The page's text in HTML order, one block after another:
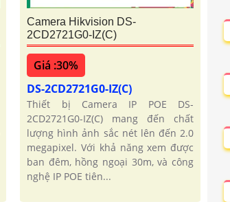
Camera Hikvision DS-
2CD2721G0-IZ(C)
Giá :30%
DS-2CD2721G0-IZ(C)
Thiết bị Camera IP POE DS-
2CD2721G0-IZ(C) mang đến chất
lượng hình ảnh sắc nét lên đến 2.0
megapixel. Với khả năng xem được
ban đêm, hồng ngoại 30m, và công
nghệ IP POE tiên...